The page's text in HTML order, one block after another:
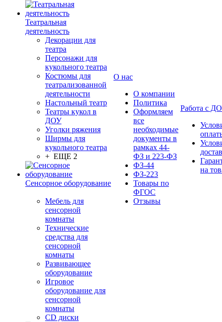
Театральная
деятельность
Декорации для
театра
Персонажи для
кукольного театра
Костюмы для
театрализованной
деятельности
Настольный театр
Театры кукол в
ДОУ
Уголки ряжения
Ширмы для
кукольного театра
+ ЕЩЕ 2
Сенсорное оборудование
Мебель для
сенсорной
комнаты
Технические
средства для
сенсорной
комнаты
Развивающее
оборудование
Игровое
оборудование для
сенсорной
комнаты
CD диски
О нас
О компании
Политика
Оформляем
все
необходимые
документы в
рамках 44-
ФЗ и 223-ФЗ
ФЗ-44
ФЗ-223
Товары по
ФГОС
Отзывы
Работа с
на